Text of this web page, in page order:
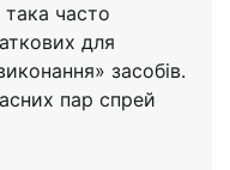
така часто
для
засобів.
пар спрей